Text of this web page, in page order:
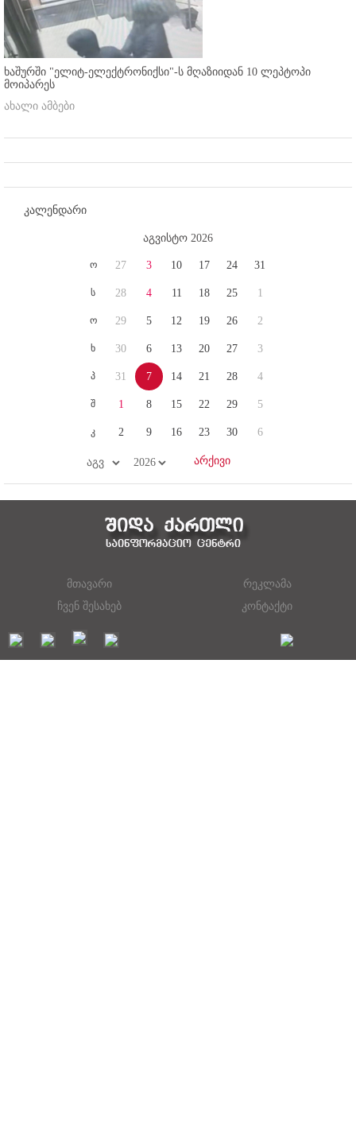
ხაშურში "ელიტ-ელექტრონიქსი"-ს მღაზიიდან 10 ლეპტოპი
მოიპარეს
ახალი ამბები
კალენდარი
აგვისტო 2026
ო
ს
ო
ხ
პ
შ
კ
27
28
29
30
31
1
2
3
4
5
6
7
8
9
10
11
12
13
14
15
16
17
18
19
20
21
22
23
24
25
26
27
28
29
30
31
1
2
3
4
5
6
მთავარი
რეკლამა
ჩვენ შესახებ
კონტაქტი